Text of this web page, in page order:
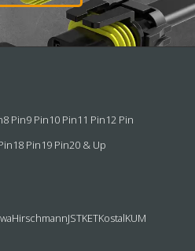
8 Pin9 Pin10 Pin11 Pin12 Pin
18 Pin19 Pin20 & Up
HirschmannJSTKETKostalKUM